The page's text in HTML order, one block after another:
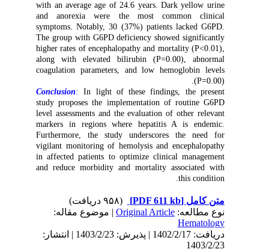
with an average age of 24.6 years. Dark yellow urine
and anorexia were the most common clinical
symptoms. Notably, 30 (37%) patients lacked G6PD.
The group with G6PD deficiency showed significantly
higher rates of encephalopathy and mortality (P<0.01),
along with elevated bilirubin (P=0.00), abnormal
coagulation parameters, and low hemoglobin levels
(P=0.00).
Conclusion :In light of these findings, the present
study proposes the implementation of routine G6PD
level assessments and the evaluation of other relevant
markers in regions where hepatitis A is endemic.
Furthermore, the study underscores the need for
vigilant monitoring of hemolysis and encephalopathy
in affected patients to optimize clinical management
and reduce morbidity and mortality associated with
this condition.
متن کامل[PDF 611 kb]
نوع مطالعه:Original Article| موضوع مقاله:
Hematology
دریافت: 1402/2/17 | پذیرش: 1403/2/23 | انتشار:
1403/2/23